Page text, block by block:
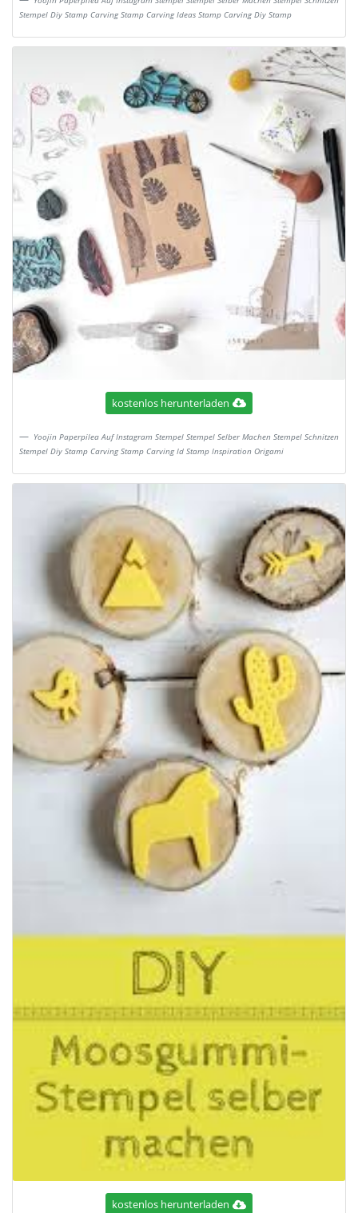
Stempel Diy Stamp Carving Stamp Carving Ideas Stamp Carving Diy Stamp
kostenlos herunterladen
Yoojin Paperpilea Auf Instagram Stempel Stempel Selber Machen Stempel Schnitzen
Stempel Diy Stamp Carving Stamp Carving Id Stamp Inspiration Origami
kostenlos herunterladen